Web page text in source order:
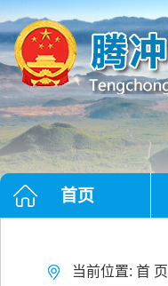
首页
当前位置: 首 页